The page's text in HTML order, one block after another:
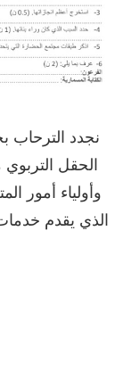
نجدد الترحاب
الحقل
وأولياء أمور
الذي يقدم